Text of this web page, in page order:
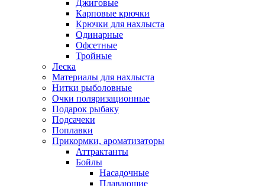
Джиговые
Карповые крючки
Крючки для нахлыста
Одинарные
Офсетные
Тройные
Леска
Материалы для нахлыста
Нитки рыболовные
Очки поляризационные
Подарок рыбаку
Подсачеки
Поплавки
Прикормки, ароматизаторы
Аттрактанты
Бойлы
Насадочные
Плавающие